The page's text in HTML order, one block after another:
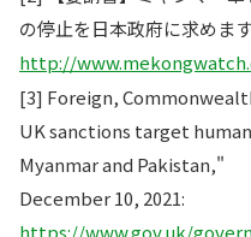
の停止を日本政府に求めま
http://
[3] Foreign,
UK sanctions target
Myanmar and Pakistan,"
December 10, 2021:
https://www.gov.uk/